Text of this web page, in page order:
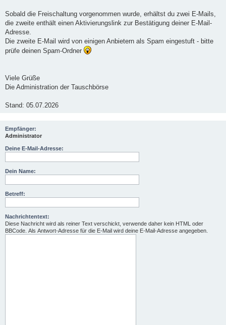
Sobald die Freischaltung vorgenommen wurde, erhältst du zwei E-Mails,
die zweite enthält einen Aktivierungslink zur Bestätigung deiner E-Mail-
Adresse.
Die zweite E-Mail wird von einigen Anbietern als Spam eingestuft - bitte
prüfe deinen Spam-Ordner
Viele Grüße
Die Administration der Tauschbörse
Stand: 05.07.2026
Empfänger:
Administrator
Deine E-Mail-Adresse:
Dein Name:
Betreff:
Nachrichtentext:
Diese Nachricht wird als reiner Text verschickt, verwende daher kein HTML oder
BBCode. Als Antwort-Adresse für die E-Mail wird deine E-Mail-Adresse angegeben.